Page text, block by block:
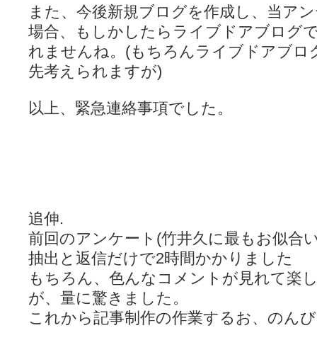
嶺上かいほー - 咲-saki- / (7/1日分)dreamscapeが更新していました
アニメを見ながらダラダラと就活をする - 咲-saki- / はるたんイェイ
白い物置 / 咲-Saki- Best Album ～Anthology～を買いました
(00:24)
らぎこのだらだら日記帳 - 咲 -saki- / 咲アンテナ杯お疲れ様でした(半
考える凡人 / [咲-Saki-]姉帯豊音の能力考察―暦占という仮説―
(04:47)
まいるーむ / よく分かる、有珠山高校！（キャラについてひたすら語
Ethanの色々ゆるじゃん不敗神話 - 咲-Saki- / 哲学的に考えてみる園城
幸咲良し / コメ返しその他 (08:27)
ぐりーん哩 - 咲-Saki- / ネリー「ネリーはお金が要るの」
花鳥風月 - 咲-Saki- / やえたんイェイ～ (06:09)
電波天文学 - 咲-Saki- / BOOTH (15:19)
Powered by livedoor 相互RSS
また、今後新規ブログを作成し、当ア
場合、もしかしたらライブドアブログ
れませんね。(もちろんライブドアブロ
先考えられますが)
以上、緊急連絡事項でした。
追伸.
前回のアンケート(竹井久に最もお似合
抽出と返信だけで2時間かかりました
もちろん、色んなコメントが見れて楽
が、量に驚きました。
これから記事制作の作業するお、のん